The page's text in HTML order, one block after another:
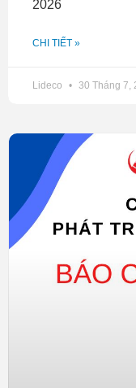
2026
CHI TIẾT »
Lideco 30 Tháng 7,